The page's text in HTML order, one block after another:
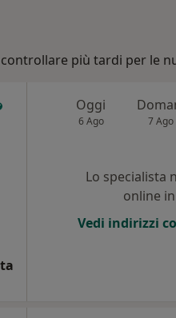
più tardi per le
Oggi
6 Ago 7 Ago
Lo specialista
online
Vedi indirizzi